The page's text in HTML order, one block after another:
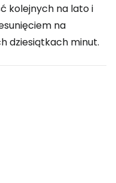
kolejnych na lato i
na
dziesiątkach minut.